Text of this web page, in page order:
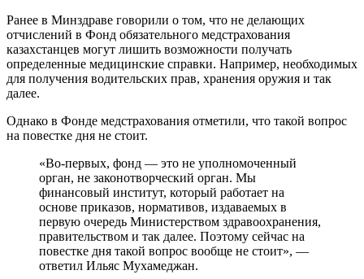
Ранее в Минздраве говорили о том, что не делающих
отчислений в Фонд обязательного медстрахования
казахстанцев могут лишить возможности получать
определенные медицинские справки. Например, необходимых
для получения водительских прав, хранения оружия и так
далее.
Однако в Фонде медстрахования отметили, что такой вопрос
на повестке дня не стоит.
«Во-первых, фонд — это не уполномоченный
орган, не законотворческий орган. Мы
финансовый институт, который работает на
основе приказов, нормативов, издаваемых в
первую очередь Министерством здравоохранения,
правительством и так далее. Поэтому сейчас на
повестке дня такой вопрос вообще не стоит», —
ответил Ильяс Мухамеджан.